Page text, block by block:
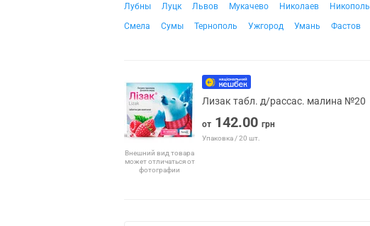
Лубны
Луцк Львов Мукачево Николаев Никополь
Смела
Сумы Тернополь Ужгород Умань Фастов
Внешний вид товара
может отличаться от
фотографии
Лизак табл. д/рассас. малина №20
от 142.00 грн
Упаковка / 20 шт.